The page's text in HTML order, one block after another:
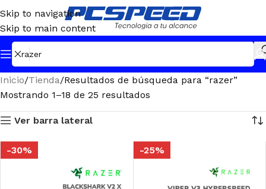
Skip to navigation
Skip to main content
Inicio Tienda Resultados de búsqueda para “razer”
Mostrando 1–18 de 25 resultados
Ver barra lateral
-30% -25%